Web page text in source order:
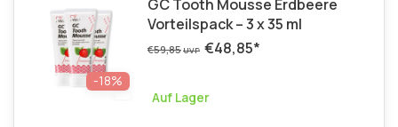
-18%
GC Tooth Mousse Erdbeere
Vorteilspack – 3 x 35 ml
€59,85UVP €48,85*
Auf Lager